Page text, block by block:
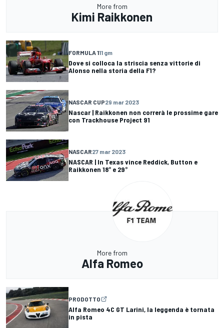
More from
Kimi Raikkonen
FORMULA 111 gm
Dove si colloca la striscia senza vittorie di
Alonso nella storia della F1?
NASCAR CUP29 mar 2023
Nascar | Raikkonen non correrà le prossime gare
con Trackhouse Project 91
NASCAR27 mar 2023
NASCAR | In Texas vince Reddick, Button e
Raikkonen 18° e 29°
More from
Alfa Romeo
PRODOTTO
Alfa Romeo 4C GT Larini, la leggenda è tornata
in pista